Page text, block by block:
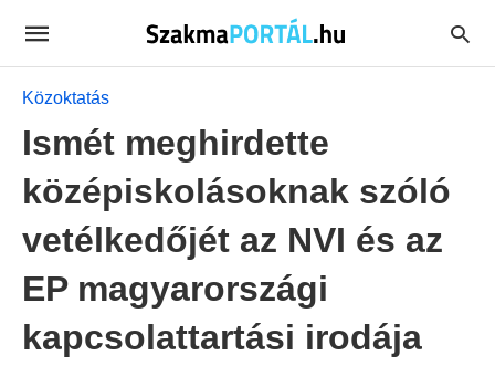
Közoktatás
Ismét meghirdette
középiskolásoknak szóló
vetélkedőjét az NVI és az
EP magyarországi
kapcsolattartási irodája